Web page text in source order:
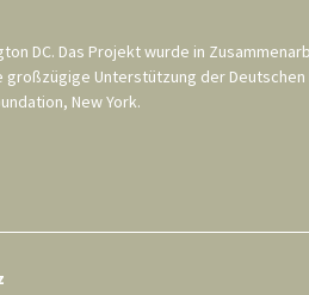
DC. Das Projekt wurde in
großzügige Unterstützung der
New York.